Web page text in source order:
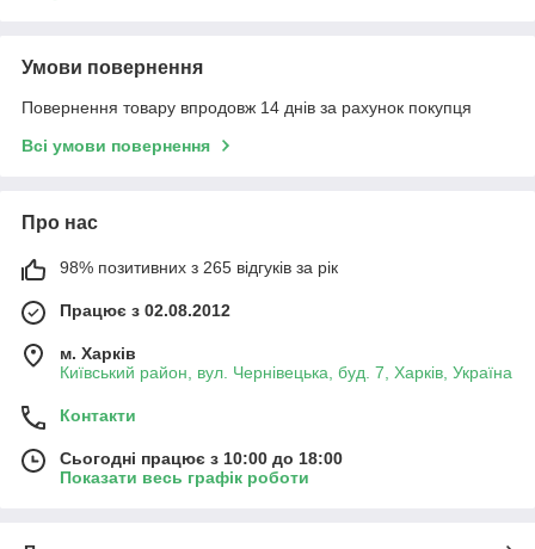
Умови повернення
Повернення товару впродовж 14 днів за рахунок покупця
Всі умови повернення
Про нас
98% позитивних з 265 відгуків за рік
Працює з 02.08.2012
м. Харків
Київський район, вул. Чернівецька, буд. 7, Харків, Україна
Контакти
Сьогодні працює з 10:00 до 18:00
Показати весь графік роботи